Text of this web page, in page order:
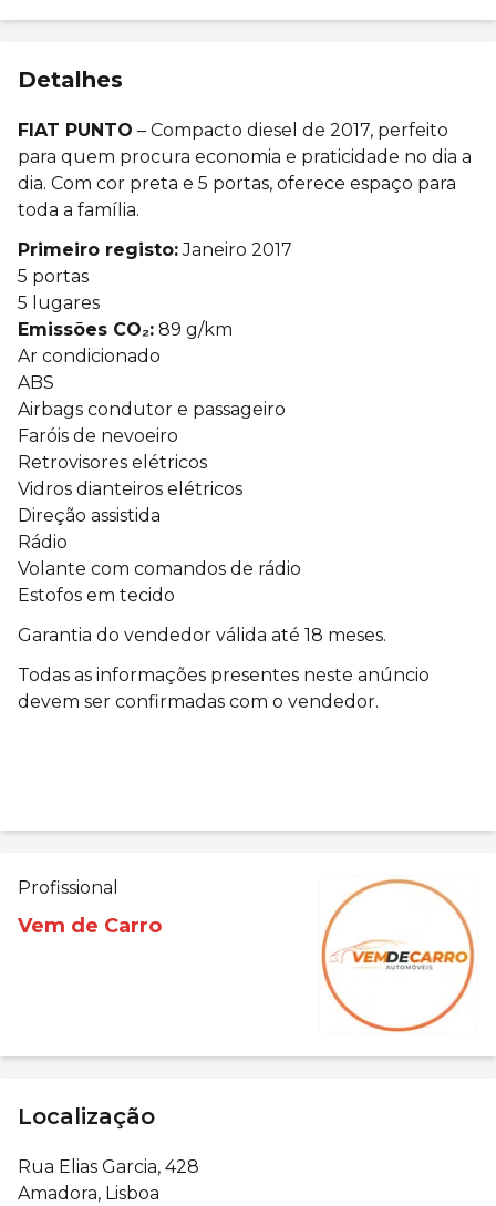
Detalhes
FIAT PUNTO – Compacto diesel de 2017, perfeito
para quem procura economia e praticidade no dia a
dia. Com cor preta e 5 portas, oferece espaço para
toda a família.
Primeiro registo:Janeiro 2017
5 portas
5 lugares
Emissões CO₂: 89 g/km
Ar condicionado
ABS
Airbags condutor e passageiro
Faróis de nevoeiro
Retrovisores elétricos
Vidros dianteiros elétricos
Direção assistida
Rádio
Volante com comandos de rádio
Estofos em tecido
Garantia do vendedor válida até 18 meses.
Todas as informações presentes neste anúncio
devem ser confirmadas com o vendedor.
Profissional
Vem de Carro
Localização
Rua Elias Garcia, 428
Amadora, Lisboa